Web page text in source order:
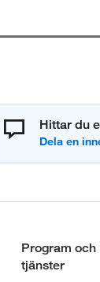
Hittar du
Program och
tjänster